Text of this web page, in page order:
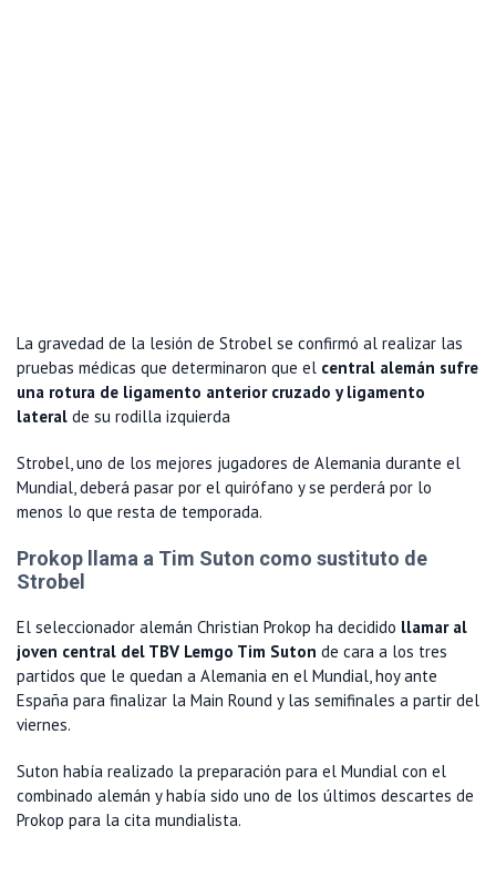
La gravedad de la lesión de Strobel se confirmó al realizar las
pruebas médicas que determinaron que el central alemán sufre
una rotura de ligamento anterior cruzado y ligamento
lateral de su rodilla izquierda
Strobel, uno de los mejores jugadores de Alemania durante el
Mundial, deberá pasar por el quirófano y se perderá por lo
menos lo que resta de temporada.
Prokop llama a Tim Suton como sustituto de
Strobel
El seleccionador alemán Christian Prokop ha decidido llamar al
joven central del TBV Lemgo Tim Suton de cara a los tres
partidos que le quedan a Alemania en el Mundial, hoy ante
España para finalizar la Main Round y las semifinales a partir del
viernes.
Suton había realizado la preparación para el Mundial con el
combinado alemán y había sido uno de los últimos descartes de
Prokop para la cita mundialista.